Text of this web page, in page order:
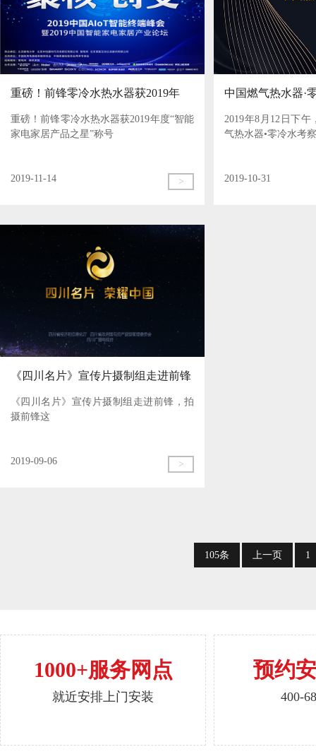
重磅！前锋零冷水热水器获2019年
度“智能家电家居产品之星
重磅！前锋零冷水热水器获2019年度“智能
家电家居产品之星”称号
2019-11-14 >
中国燃气热水器·
走进前锋
2019年8月12日下
气热水器•零冷水考
2019-10-31
《四川名片》宣传片摄制组走进前锋
《四川名片》宣传片摄制组走进前锋，拍
摄前锋这
2019-09-06 >
105条 上一页 1
1000+服务网点
就近安排上门安装
预约
400-